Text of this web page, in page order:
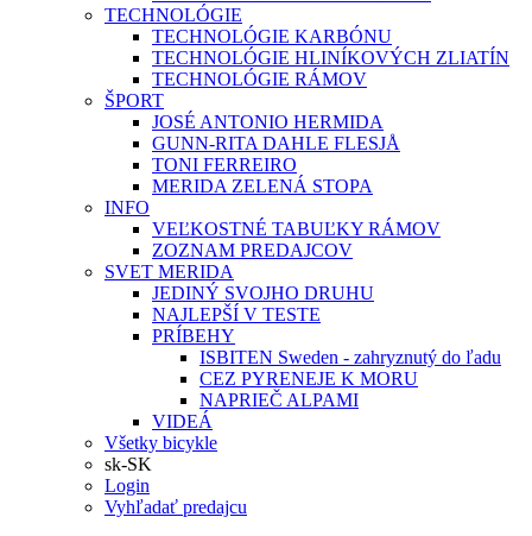
TECHNOLÓGIE
TECHNOLÓGIE KARBÓNU
TECHNOLÓGIE HLINÍKOVÝCH ZLIATÍN
TECHNOLÓGIE RÁMOV
ŠPORT
JOSÉ ANTONIO HERMIDA
GUNN-RITA DAHLE FLESJÅ
TONI FERREIRO
MERIDA ZELENÁ STOPA
INFO
VEĽKOSTNÉ TABUĽKY RÁMOV
ZOZNAM PREDAJCOV
SVET MERIDA
JEDINÝ SVOJHO DRUHU
NAJLEPŠÍ V TESTE
PRÍBEHY
ISBITEN Sweden - zahryznutý do ľadu
CEZ PYRENEJE K MORU
NAPRIEČ ALPAMI
VIDEÁ
Všetky bicykle
sk-SK
Login
Vyhľadať predajcu